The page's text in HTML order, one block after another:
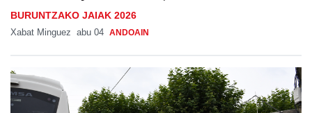
BURUNTZAKO JAIAK 2026
Xabat Minguez abu 04 ANDOAIN